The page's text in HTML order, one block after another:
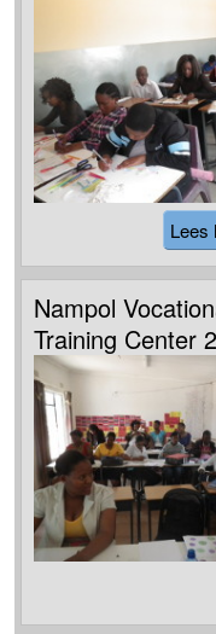
Lees
Nampol
Training Center